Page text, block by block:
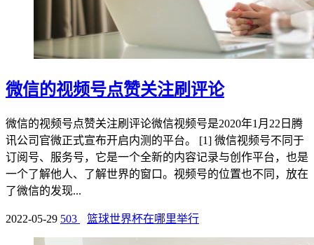
微信的视频号点赞关注刷评论
微信的视频号点赞关注刷评论微信视频号是2020年1月22日腾
讯公司官微正式宣布开启内测的平台。 [1] 微信视频号不同于
订阅号、服务号，它是一个全新的内容记录与创作平台，也是
一个了解他人、了解世界的窗口。视频号的位置也不同，放在
了微信的发现...
2022-05-29 503 篮球世界杯在哪里举行